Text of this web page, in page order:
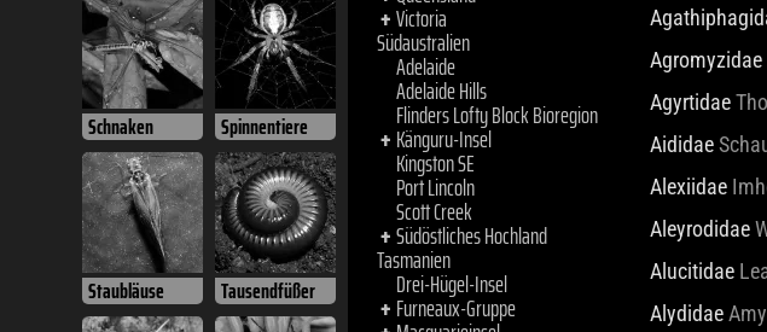
Schnaken Spinnentiere
Staubläuse Tausendfüßer
Port Lincoln
Scott Creek
Südöstliches Hochland
Tasmanien
Drei-Hügel-Insel
+ Furneaux-Gruppe
Macquarieinsel
New-Year-Island-Gruppe
Nordost-Tasmanien
+ Nordwest-Tasmanien
South Esk River
Süd-Tasmanien
Tasmanian Central Highlands
Agromyzidae
Agyrtidae
Aididae
Alexiidae
Aleyrodidae
Alucitidae
Alydidae